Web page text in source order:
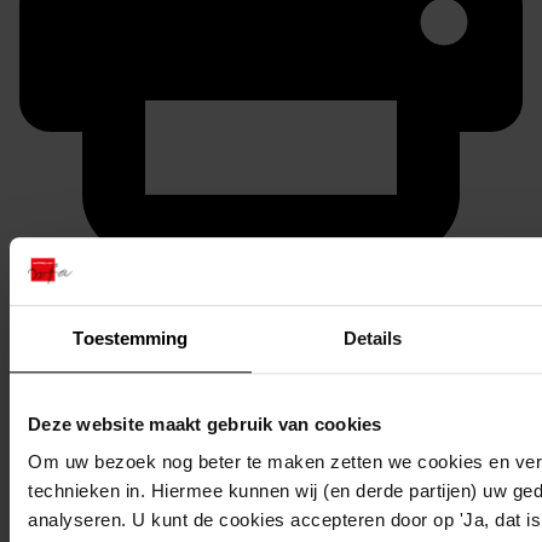
Toestemming Details
Deze website maakt gebruik van cookies
Om uw bezoek nog beter te maken zetten we cookies en
technieken in. Hiermee kunnen wij (en derde partijen) uw
analyseren. U kunt de cookies accepteren door op 'Ja, dat
Printen
duurzaam webadres
Inventaris
Oosterleek